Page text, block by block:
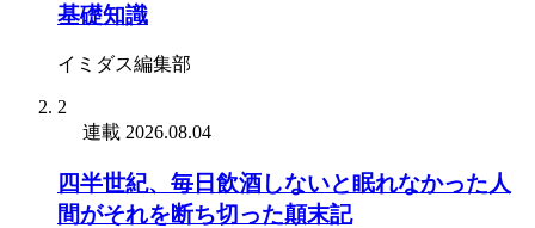
基礎知識
イミダス編集部
2
連載 2026.08.04
四半世紀、毎日飲酒しないと眠れなかった人
間がそれを断ち切った顛末記